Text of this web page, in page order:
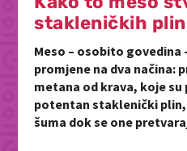
stakleničkih
Meso – osobito
promjene na dva načina:
metana od krava, koje
potentan staklenički
šuma dok se one